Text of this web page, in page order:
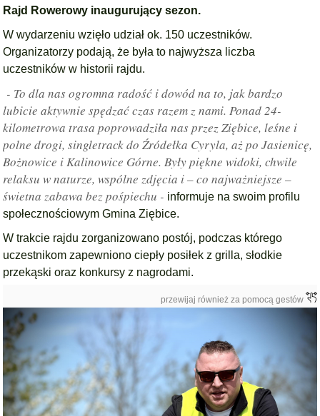
Rajd Rowerowy inaugurujący sezon.
W wydarzeniu wzięło udział ok. 150 uczestników.
Organizatorzy podają, że była to najwyższa liczba
uczestników w historii rajdu.
- To dla nas ogromna radość i dowód na to, jak bardzo
lubicie aktywnie spędzać czas razem z nami. Ponad 24-
kilometrowa trasa poprowadziła nas przez Ziębice, leśne i
polne drogi, singletrack do Źródełka Cyryla, aż po Jasienicę,
Bożnowice i Kalinowice Górne. Były piękne widoki, chwile
relaksu w naturze, wspólne zdjęcia i – co najważniejsze –
świetna zabawa bez pośpiechu - informuje na swoim profilu
społecznościowym Gmina Ziębice.
W trakcie rajdu zorganizowano postój, podczas którego
uczestnikom zapewniono ciepły posiłek z grilla, słodkie
przekąski oraz konkursy z nagrodami.
przewijaj również za pomocą gestów